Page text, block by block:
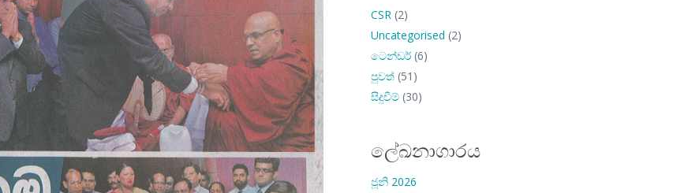
CSR(2)
Uncategorised (2)
ටෙන්ඩර්(6)
පුවත්(51)
සිදුවීම්(30)
ලේඛනාගාරය
ජූනි 2026